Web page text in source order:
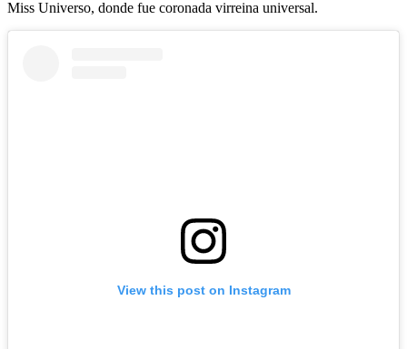
Miss Universo, donde fue coronada virreina universal.
View this post on Instagram